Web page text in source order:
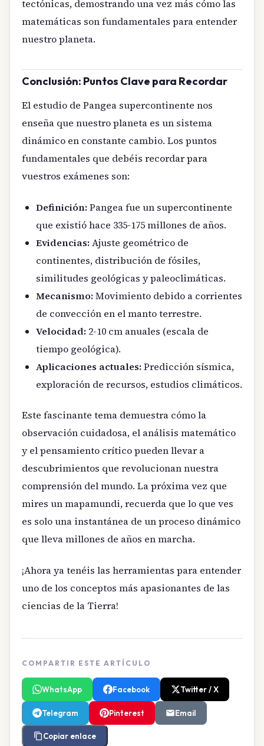
tectónicas, demostrando una vez más cómo las
matemáticas son fundamentales para entender
nuestro planeta.
Conclusión: Puntos Clave para Recordar
El estudio de Pangea supercontinente nos
enseña que nuestro planeta es un sistema
dinámico en constante cambio. Los puntos
fundamentales que debéis recordar para
vuestros exámenes son:
Definición:Pangea fue un supercontinente
que existió hace 335-175 millones de años.
Evidencias:Ajuste geométrico de
continentes, distribución de fósiles,
similitudes geológicas y paleoclimáticas.
Mecanismo:Movimiento debido a corrientes
de convección en el manto terrestre.
Velocidad: 2-10 cm anuales (escala de
tiempo geológica).
Aplicaciones actuales:Predicción sísmica,
exploración de recursos, estudios climáticos.
Este fascinante tema demuestra cómo la
observación cuidadosa, el análisis matemático
y el pensamiento crítico pueden llevar a
descubrimientos que revolucionan nuestra
comprensión del mundo. La próxima vez que
mires un mapamundi, recuerda que lo que ves
es solo una instantánea de un proceso dinámico
que lleva millones de años en marcha.
¡Ahora ya tenéis las herramientas para entender
uno de los conceptos más apasionantes de las
ciencias de la Tierra!
COMPARTIR ESTE ARTÍCULO
WhatsApp Facebook Twitter / X
Telegram Pinterest Email
Copiar enlace